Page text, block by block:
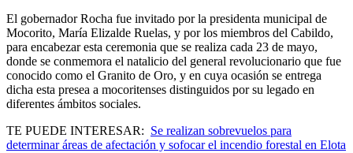
El gobernador Rocha fue invitado por la presidenta municipal de
Mocorito, María Elizalde Ruelas, y por los miembros del Cabildo,
para encabezar esta ceremonia que se realiza cada 23 de mayo,
donde se conmemora el natalicio del general revolucionario que fue
conocido como el Granito de Oro, y en cuya ocasión se entrega
dicha esta presea a mocoritenses distinguidos por su legado en
diferentes ámbitos sociales.
TE PUEDE INTERESAR: Se realizan sobrevuelos para
determinar áreas de afectación y sofocar el incendio forestal en Elota